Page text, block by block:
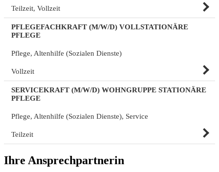
Teilzeit, Vollzeit
PFLEGEFACHKRAFT (M/W/D) VOLLSTATIONÄRE
PFLEGE
Pflege, Altenhilfe (Sozialen Dienste)
Vollzeit
SERVICEKRAFT (M/W/D) WOHNGRUPPE STATIONÄRE
PFLEGE
Pflege, Altenhilfe (Sozialen Dienste), Service
Teilzeit
Ihre Ansprechpartnerin